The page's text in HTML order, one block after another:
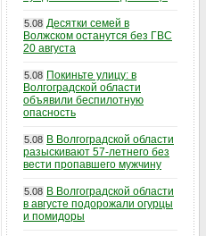
5.08 Десятки семей в
Волжском останутся без ГВС
20 августа
5.08 Покиньте улицу: в
Волгоградской области
объявили беспилотную
опасность
5.08 В Волгоградской области
разыскивают 57-летнего без
вести пропавшего мужчину
5.08 В Волгоградской области
в августе подорожали огурцы
и помидоры